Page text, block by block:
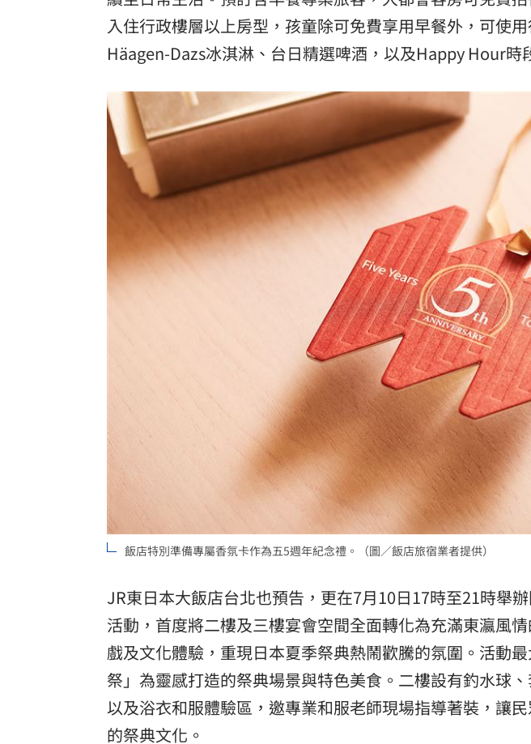
入住行政樓層以上房型，孩童除可免費享用早餐外，可使
Häagen-Dazs冰淇淋、台日精選啤酒，以及Happy Hour時
飯店特別準備專屬香氛卡作為五5週年紀念禮。（圖／飯店旅宿業者提供）
JR東日本大飯店台北也預告，更在7月10日17時至21時舉
活動，首度將二樓及三樓宴會空間全面轉化為充滿東瀛風
戲及文化體驗，重現日本夏季祭典熱鬧歡騰的氛圍。活動
祭」為靈感打造的祭典場景與特色美食。二樓設有釣水球
以及浴衣和服體驗區，邀專業和服老師現場指導著裝，讓
的祭典文化。